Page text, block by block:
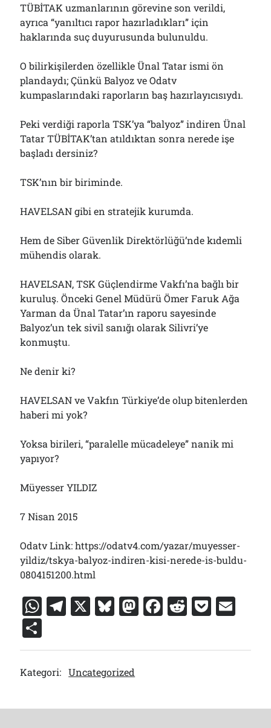
TÜBİTAK uzmanlarının görevine son verildi,
ayrıca “yanıltıcı rapor hazırladıkları” için
haklarında suç duyurusunda bulunuldu.
O bilirkişilerden özellikle Ünal Tatar ismi ön
plandaydı; Çünkü Balyoz ve Odatv
kumpaslarındaki raporların baş hazırlayıcısıydı.
Peki verdiği raporla TSK’ya “balyoz” indiren Ünal
Tatar TÜBİTAK’tan atıldıktan sonra nerede işe
başladı dersiniz?
TSK’nın bir biriminde.
HAVELSAN gibi en stratejik kurumda.
Hem de Siber Güvenlik Direktörlüğü’nde kıdemli
mühendis olarak.
HAVELSAN, TSK Güçlendirme Vakfı’na bağlı bir
kuruluş. Önceki Genel Müdürü Ömer Faruk Ağa
Yarman da Ünal Tatar’ın raporu sayesinde
Balyoz’un tek sivil sanığı olarak Silivri’ye
konmuştu.
Ne denir ki?
HAVELSAN ve Vakfın Türkiye’de olup bitenlerden
haberi mi yok?
Yoksa birileri, “paralelle mücadeleye” nanik mi
yapıyor?
Müyesser YILDIZ
7 Nisan 2015
Odatv Link: https://odatv4.com/yazar/muyesser-
yildiz/tskya-balyoz-indiren-kisi-nerede-is-buldu-
0804151200.html
W
at
s
A
p
T
e
gr
a
m
X Bl
e
s
k
y
M
st
o
F
c
o
R
d
P
c ai
h
ar
e
Kategori: Uncategorized